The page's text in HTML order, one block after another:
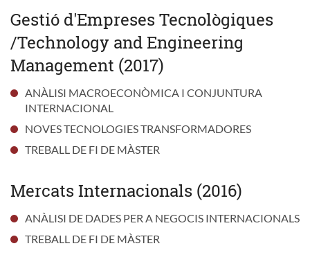
Gestió d'Empreses Tecnològiques
/Technology and Engineering
Management (2017)
ANÀLISI MACROECONÒMICA I CONJUNTURA
INTERNACIONAL
NOVES TECNOLOGIES TRANSFORMADORES
TREBALL DE FI DE MÀSTER
Mercats Internacionals (2016)
ANÀLISI DE DADES PER A NEGOCIS INTERNACIONALS
TREBALL DE FI DE MÀSTER